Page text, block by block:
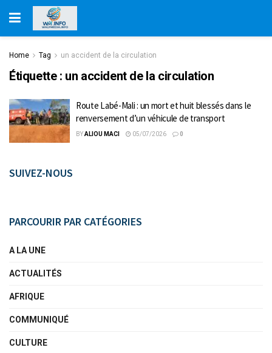
Home Tag un accident de la circulation
Étiquette : un accident de la circulation
Route Labé-Mali : un mort et huit blessés dans le
renversement d’un véhicule de transport
BYALIOU MACI 05/07/2026 0
SUIVEZ-NOUS
PARCOURIR PAR CATÉGORIES
A LA UNE
ACTUALITÉS
AFRIQUE
COMMUNIQUÉ
CULTURE